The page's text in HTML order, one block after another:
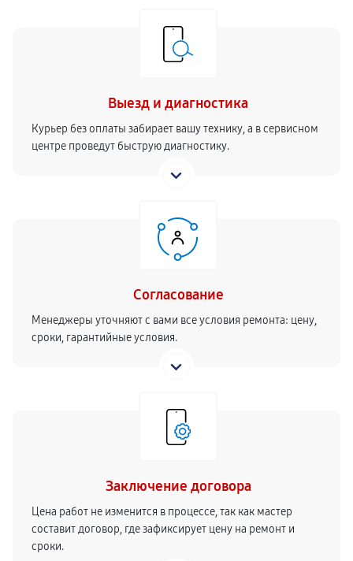
Выезд и диагностика
Курьер без оплаты забирает вашу технику, а в сервисном
центре проведут быструю диагностику.
Согласование
Менеджеры уточняют с вами все условия ремонта: цену,
сроки, гарантийные условия.
Заключение договора
Цена работ не изменится в процессе, так как мастер
составит договор, где зафиксирует цену на ремонт и
сроки.